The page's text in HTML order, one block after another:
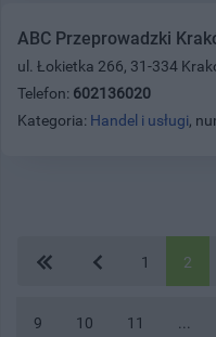
ABC Przeprowadzki
ul. Łokietka 266, 31-334
Telefon: 602136020
Kategoria: Handel i usługi,
1 2
9 10 11